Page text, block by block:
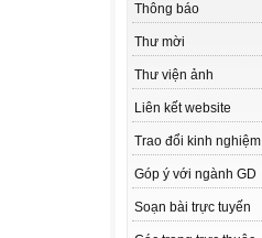
Thông báo
Thư mời
Thư viện ảnh
Liên kết website
Trao đổi kinh nghiệm
Góp ý với ngành GD
Soạn bài trực tuyến